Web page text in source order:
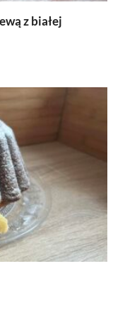
z białej